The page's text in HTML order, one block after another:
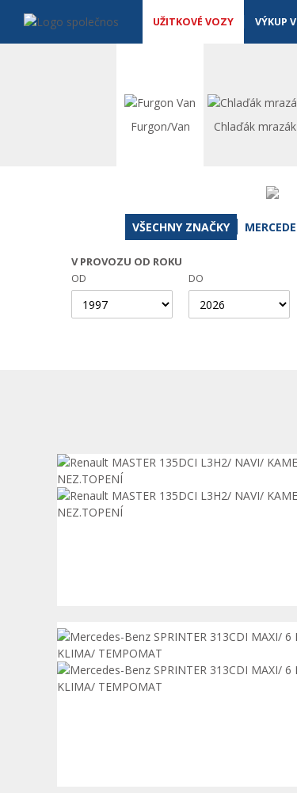
UŽITKOVÉ VOZY VÝKUP
Furgon/Van Chlaďák mrazák
VŠECHNY ZNAČKY
V PROVOZU OD ROKU
OD
DO